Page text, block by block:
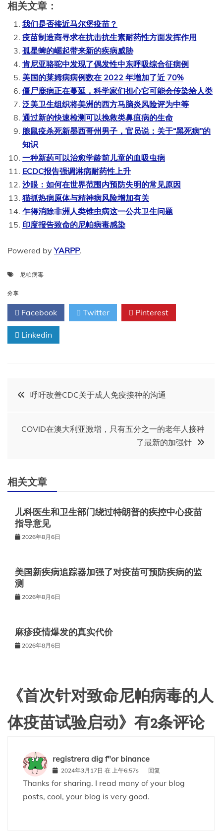
相关文章：
我们是否接近马尔堡疫苗？
疫苗制造商寻求在抗击抗生素耐药性方面发挥作用
孤星蜱的崛起带来新的疾病威胁
肯尼亚骆驼中发现了偶发性中东呼吸综合征病例
美国的莱姆病病例数在 2022 年增加了近 70%
僵尸鹿病正在蔓延，科学家们担心它可能会传染给人类
泛美卫生组织将美洲的西方马脑炎风险评为中等
通过新的快速检测可以挽救类鼻疽病的生命
腺鼠疫杀死新墨西哥州男子，官员说：关于“黑死病”的
知识
一种新药可以治愈学龄前儿童的血吸虫病
ECDC报告强调淋病耐药性上升
沙眼：如何在世界范围内预防失明的常见原因
猫抓热病原体与精神病风险增加有关
乍得消除非洲人类锥虫病这一公共卫生问题
印度报告致命的尼帕病毒感染
Powered byYARPP.
尼帕病毒
分享
Facebook Twitter Pinterest
Linkedin
文
呼吁改善CDC关于成人免疫接种的沟通
COVID在澳大利亚激增，只有五分之一的老年人接种
了最新的加强针
相关文章
儿科医生和卫生部门绕过特朗普的疾控中心疫苗
指导意见
2026年8月6日
美国新疾病追踪器加强了对疫苗可预防疾病的监
测
2026年8月6日
麻疹疫情爆发的真实代价
2026年8月6日
《首次针对致命尼帕病毒的人
体疫苗试验启动》有2条评论
registrera dig f"or binance
2024年3月17日 在 上午6:57s 回复
Thanks for sharing. I read many of your blog
posts, cool, your blog is very good.